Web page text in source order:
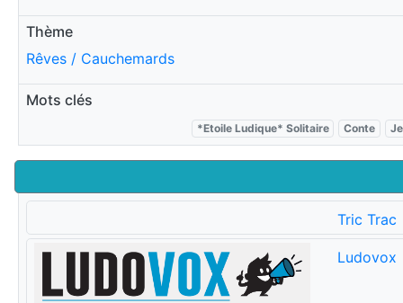
Thème
Rêves / Cauchemards
Mots clés
*Etoile Ludique* Solitaire Conte
Tric Trac
Ludovox